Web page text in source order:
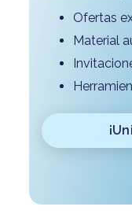
Ofertas
Material